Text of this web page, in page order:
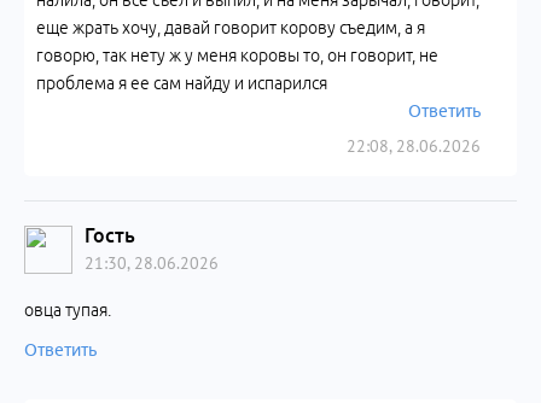
22:08, 28.06.2026
еще жрать хочу, давай говорит корову съедим, а я
говорю, так нету ж у меня коровы то, он говорит, не
проблема я ее сам найду и испарился
Ответить
Гость
21:30, 28.06.2026
овца тупая.
Ответить